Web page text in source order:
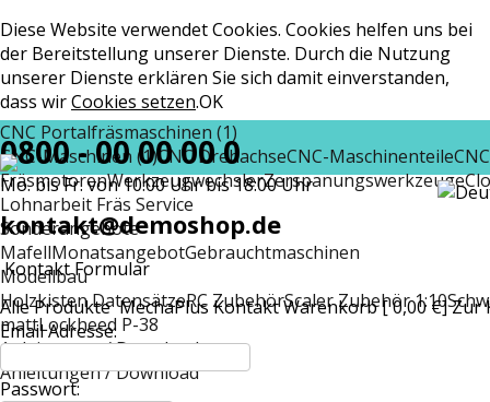
Diese Website verwendet Cookies. Cookies helfen uns bei
der Bereitstellung unserer Dienste. Durch die Nutzung
unserer Dienste erklären Sie sich damit einverstanden,
dass wirCookies setzen.OK
CNC Portalfräsmaschinen (1)
CNC-Maschinen (1)CNC DrehachseCNC-Maschinenteile
FräsmotorenWerkzeugwechslerZerspanungswerkzeuge
Lohnarbeit Fräs Service
Sonderangebote
MafellMonatsangebotGebrauchtmaschinen
Modellbau
Holzkisten DatensätzeRC ZubehörScaler Zubehör 1:10
mattLockheed P-38
Anleitungen / Download
Anleitungen / Download
0800 - 00 00 00 0
Mo. bis Fr. von 10:00 Uhr bis 18:00 Uhr
kontakt@demoshop.de
Kontakt Formular
Alle Produkte MechaPlus KontaktWarenkorb [ 0,00 €]Zur
Email Adresse:
Passwort: